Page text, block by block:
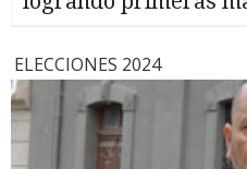
ELECCIONES 2024